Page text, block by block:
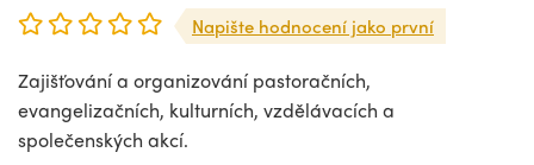
Napište hodnocení jako první
Zajišťování a organizování pastoračních,
evangelizačních, kulturních, vzdělávacích a
společenských akcí.